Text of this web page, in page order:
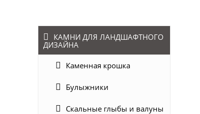
КАМНИ ДЛЯ ЛАНДШАФТНОГО
ДИЗАЙНА
Каменная крошка
Булыжники
Скальные глыбы и валуны